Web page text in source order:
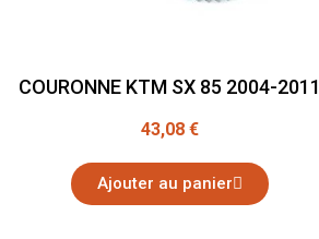
COURONNE KTM SX 85 2004-2011
43,08 €
Ajouter au panier